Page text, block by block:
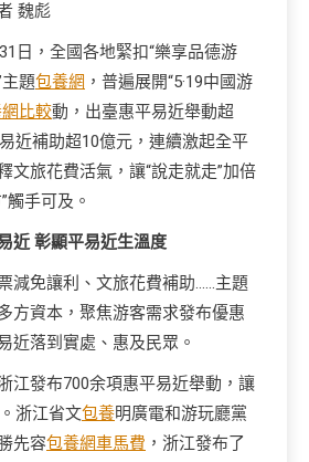
魏彪
日，全國各地緊扣“樂享品德游
題包養網 ，普遍展開“5·19中國游
比較動，出臺惠平易近舉動超
近補助超10億元，連續激起全平
文旅花費活氣，讓“說走就走”加倍
觸手可及。
近 彰顯平易近生溫度
減免讓利、文旅花費補助……主題
方資本，聚焦游客需求發布優惠
近落到實處、惠及民眾。
江發布700余項惠平易近舉動，讓
浙江省文包養明廣電和游玩廳黨
先容包養網車馬費 ，浙江發布了